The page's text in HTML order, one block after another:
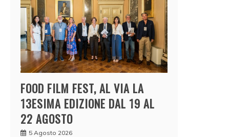
FOOD FILM FEST, AL VIA LA
13ESIMA EDIZIONE DAL 19 AL
22 AGOSTO
5 Agosto 2026